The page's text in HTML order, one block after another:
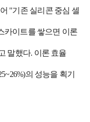
"기존 실리콘 중심 셀
카이트를 쌓으면 이론
말했다. 이론 효율
의 성능을 획기